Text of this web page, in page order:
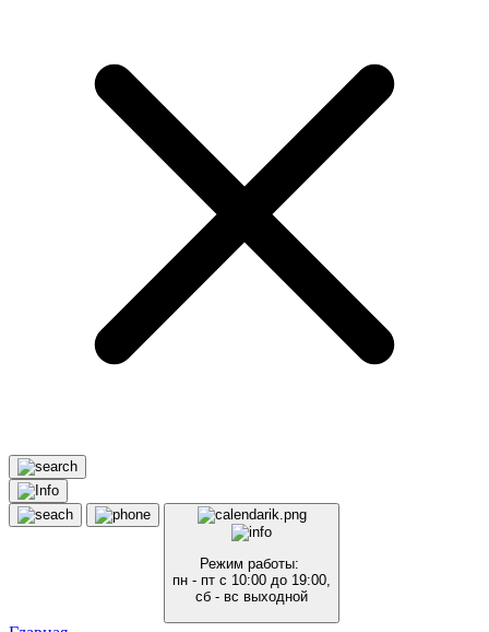
Режим работы:
пн - пт с 10:00 до 19:00,
сб - вс выходной